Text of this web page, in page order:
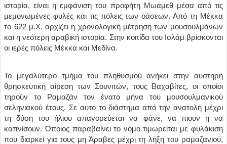
ιστορία, είναι η εμφάνιση του προφήτη Μωάμεθ μέσα από τις
μεμονωμένες φυλές και τις πόλεις των οάσεων. Από τη Μέκκα
το 622 μ.Χ. αρχίζει η χρονολογική μέτρηση των μουσουλμάνων
και η νεότερη αραβική ιστορία. Στην κοιτίδα του Ισλάμ βρίσκονται
οι ιερές πόλεις Μέκκα και Μεδίνα.
Το μεγαλύτερο τμήμα του πληθυσμού ανήκει στην αυστηρή
θρησκευτική αίρεση των Σουνιτών, τους Βαχαβίτες, οι οποίοι
τηρούν το Ραμαζάν τον ένατο μήνα του μουσουλμανικού
σεληνιακού έτους. Σε αυτό το διάστημα από την ανατολή μέχρι
τη δύση του ήλιου απαγορεύεται να φάνε, να πιουν η να
καπνίσουν. Όποιος παραβαίνει το νόμο τιμωρείται με φυλάκιση
που διαρκεί για τους μη Άραβες μέχρι τη λήξη του ραμαζανιού,